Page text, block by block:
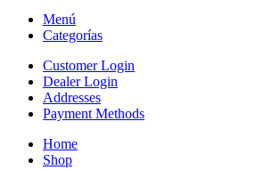
Menú
Categorías
Customer Login
Dealer Login
Addresses
Payment Methods
Home
Shop